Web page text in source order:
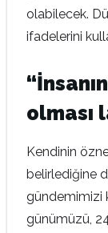
olabilecek.
ifadelerini
olması
Kendinin
belirlediğine
gündemimizi
günümüzü,